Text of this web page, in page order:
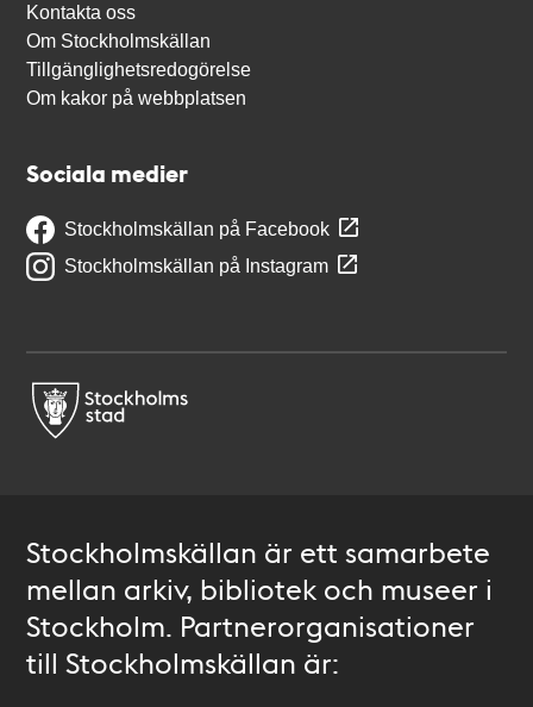
Kontakta oss
Om Stockholmskällan
Tillgänglighetsredogörelse
Om kakor på webbplatsen
Sociala medier
Stockholmskällan på Facebook
Stockholmskällan på Instagram
Stockholmskällan är ett samarbete
mellan arkiv, bibliotek och museer i
Stockholm. Partnerorganisationer
till Stockholmskällan är: